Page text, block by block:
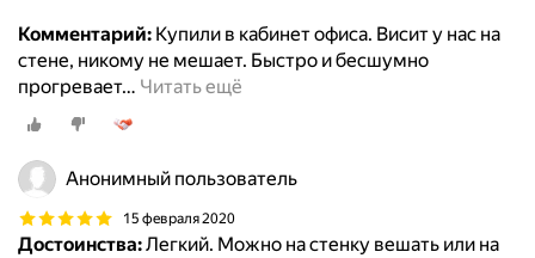
Комментарий: Купили в кабинет офиса. Висит у нас на
стене, никому не мешает. Быстро и бесшумно
прогревает… Читать ещё
Анонимный пользователь
15 февраля 2020
Достоинства:Легкий. Можно на стенку вешать или на